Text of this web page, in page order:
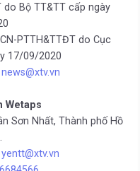
do Bộ TT&TT cấp ngày
PTTH&TTĐT do Cục
17/09/2020
news@xtv.vn
Wetaps
Sơn Nhất, Thành phố Hồ
yentt@xtv.vn